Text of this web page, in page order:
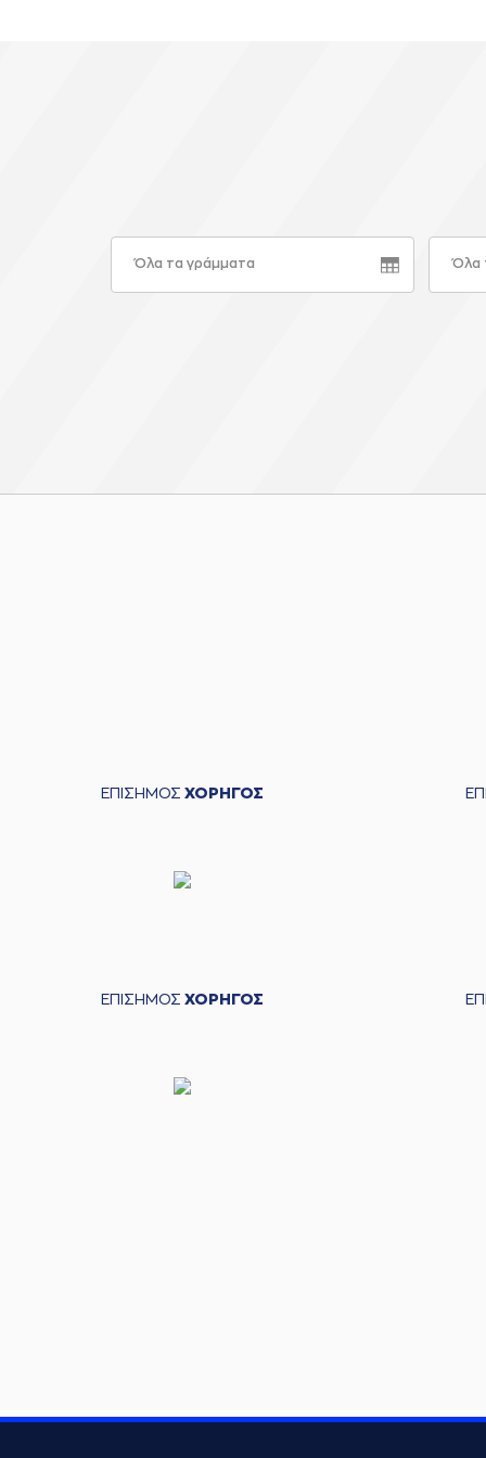
Όλα τα γράμματα Όλα
ΕΠΙΣΗΜΟΣ ΧΟΡΗΓΟΣ
ΕΠΙΣΗΜΟΣ ΧΟΡΗΓΟΣ